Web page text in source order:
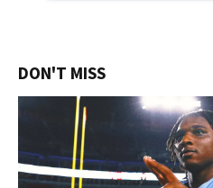
DON'T MISS